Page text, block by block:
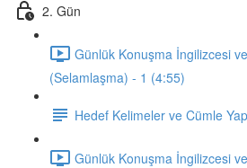
2. Gün
Günlük Konuşma İngilizcesi
(Selamlaşma) - 1 (4:55)
Hedef Kelimeler ve Cümle
Günlük Konuşma İngilizcesi